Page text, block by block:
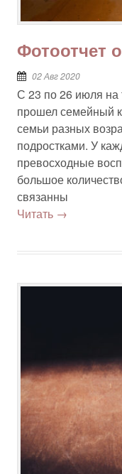
Фотоотчет
02 Авг 2020
С 23 по 26 июля на
прошел семейный
семьи разных
подростками. У
превосходные
большое
связанны
Читать →